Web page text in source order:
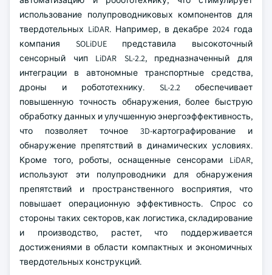
использование полупроводниковых компонентов для
твердотельных LiDAR. Например, в декабре 2024 года
компания SOLiDUE представила высокоточный
сенсорный чип LiDAR SL-2.2, предназначенный для
интеграции в автономные транспортные средства,
дроны и робототехнику. SL-2.2 обеспечивает
повышенную точность обнаружения, более быструю
обработку данных и улучшенную энергоэффективность,
что позволяет точное 3D-картографирование и
обнаружение препятствий в динамических условиях.
Кроме того, роботы, оснащенные сенсорами LiDAR,
используют эти полупроводники для обнаружения
препятствий и пространственного восприятия, что
повышает операционную эффективность. Спрос со
стороны таких секторов, как логистика, складирование
и производство, растет, что поддерживается
достижениями в области компактных и экономичных
твердотельных конструкций.